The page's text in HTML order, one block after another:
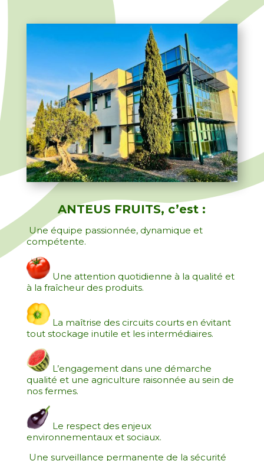
ANTEUS FRUITS, c’est :
Une équipe passionnée, dynamique et
compétente.
Une attention quotidienne à la qualité et
à la fraîcheur des produits.
La maîtrise des circuits courts en évitant
tout stockage inutile et les intermédiaires.
L’engagement dans une démarche
qualité et une agriculture raisonnée au sein de
nos fermes.
Le respect des enjeux
environnementaux et sociaux.
Une surveillance permanente de la sécurité